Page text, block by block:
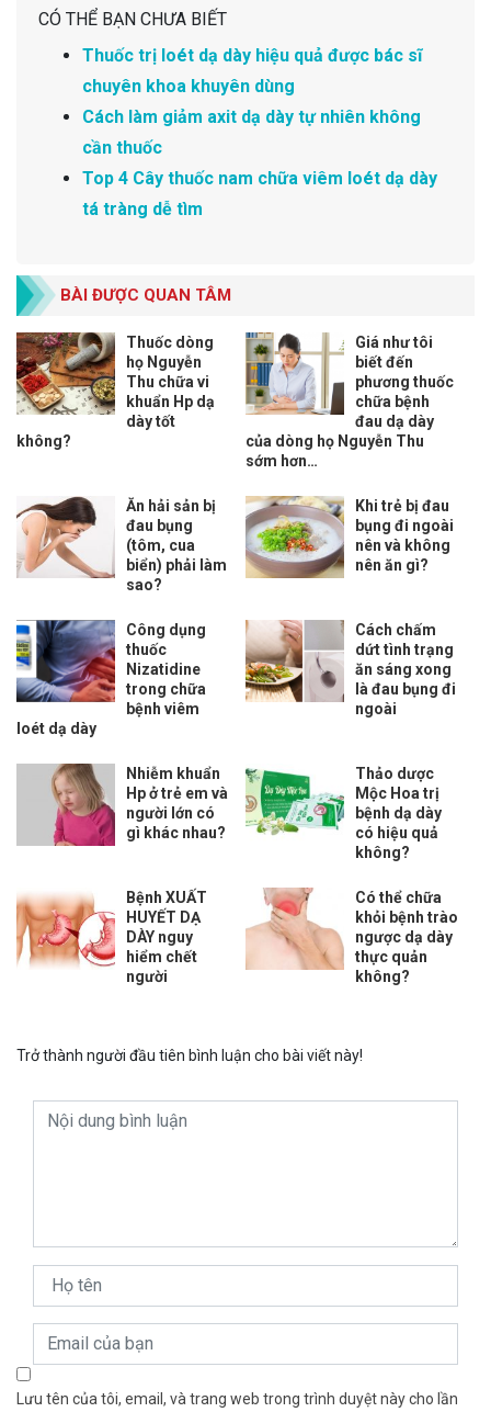
CÓ THỂ BẠN CHƯA BIẾT
Thuốc trị loét dạ dày hiệu quả được bác sĩ
chuyên khoa khuyên dùng
Cách làm giảm axit dạ dày tự nhiên không
cần thuốc
Top 4 Cây thuốc nam chữa viêm loét dạ dày
tá tràng dễ tìm
BÀI ĐƯỢC QUAN TÂM
Thuốc dòng
họ Nguyễn
Thu chữa vi
khuẩn Hp dạ
dày tốt
không?
Giá như tôi
biết đến
phương thuốc
chữa bệnh
đau dạ dày
của dòng họ Nguyễn Thu
sớm hơn…
Ăn hải sản bị
đau bụng
(tôm, cua
biển) phải làm
sao?
Khi trẻ bị đau
bụng đi ngoài
nên và không
nên ăn gì?
Công dụng
thuốc
Nizatidine
trong chữa
bệnh viêm
loét dạ dày
Cách chấm
dứt tình trạng
ăn sáng xong
là đau bụng đi
ngoài
Nhiễm khuẩn
Hp ở trẻ em và
người lớn có
gì khác nhau?
Thảo dược
Mộc Hoa trị
bệnh dạ dày
có hiệu quả
không?
Bệnh XUẤT
HUYẾT DẠ
DÀY nguy
hiểm chết
người
Có thể chữa
khỏi bệnh trào
ngược dạ dày
thực quản
không?
Trở thành người đầu tiên bình luận cho bài viết này!
Lưu tên của tôi, email, và trang web trong trình duyệt này cho lần